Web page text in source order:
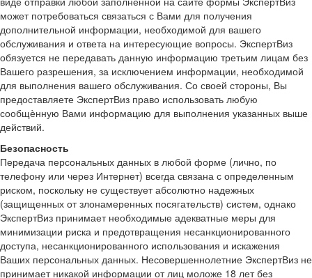
может потребоваться связаться с Вами для получения
дополнительной информации, необходимой для вашего
обслуживания и ответа на интересующие вопросы. ЭкспертВиз
обязуется не передавать данную информацию третьим лицам без
Вашего разрешения, за исключением информации, необходимой
для выполнения вашего обслуживания. Со своей стороны, Вы
предоставляете ЭкспертВиз право использовать любую
сообщѐнную Вами информацию для выполнения указанных выше
действий.
Безопасность
Передача персональных данных в любой форме (лично, по
телефону или через Интернет) всегда связана с определенным
риском, поскольку не существует абсолютно надежных
(защищенных от злонамеренных посягательств) систем, однако
ЭкспертВиз принимает необходимые адекватные меры для
минимизации риска и предотвращения несанкционированного
доступа, несанкционированного использования и искажения
Ваших персональных данных. Несовершеннолетние ЭкспертВиз не
принимает никакой информации от лиц моложе 18 лет без